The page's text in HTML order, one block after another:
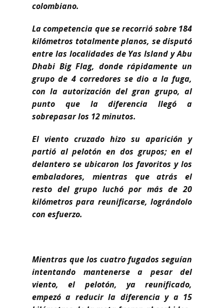
colombiano.
La competencia que se recorrió sobre 184
kilómetros totalmente planos, se disputó
entre las localidades de Yas Island y Abu
Dhabi Big Flag, donde rápidamente un
grupo de 4 corredores se dio a la fuga,
con la autorización del gran grupo, al
punto que la diferencia llegó a
sobrepasar los 12 minutos.
El viento cruzado hizo su aparición y
partió al pelotón en dos grupos; en el
delantero se ubicaron los favoritos y los
embaladores, mientras que atrás el
resto del grupo luchó por más de 20
kilómetros para reunificarse, lográndolo
con esfuerzo.
Mientras que los cuatro fugados seguían
intentando mantenerse a pesar del
viento, el pelotón, ya reunificado,
empezó a reducir la diferencia y a 15